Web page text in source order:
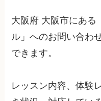
大阪府 大阪市にある
ル」へのお問い合わ
できます。
レッスン内容、体験